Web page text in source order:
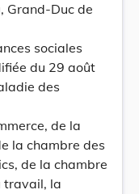
Grand-Duc de
sociales
du 29 août
des
de la
la chambre des
de la chambre
travail, la